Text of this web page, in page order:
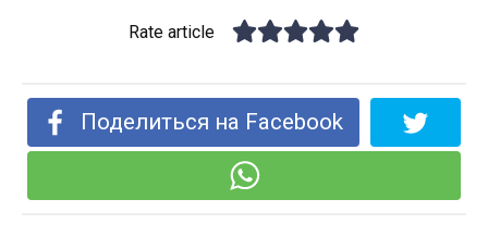
Rate article
Поделиться на Facebook